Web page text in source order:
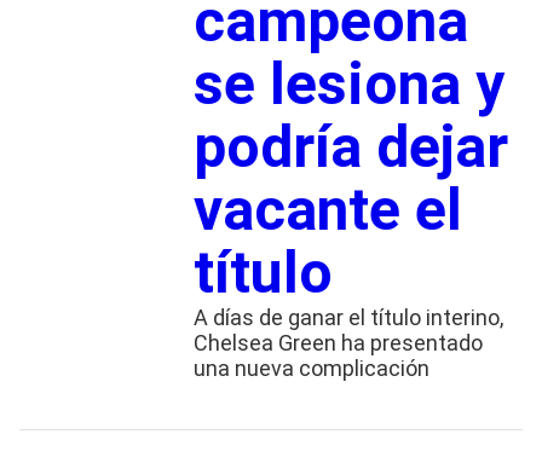
campeona
se lesiona y
podría dejar
vacante el
título
A días de ganar el título interino,
Chelsea Green ha presentado
una nueva complicación